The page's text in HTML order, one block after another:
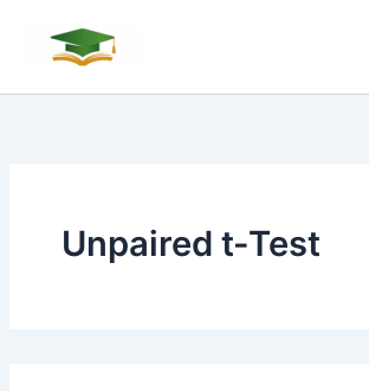
Unpaired t-Test
for: